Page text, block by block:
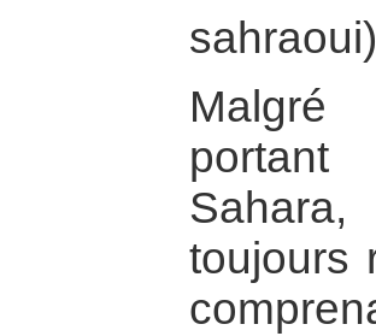
Malgré
portant
toujours